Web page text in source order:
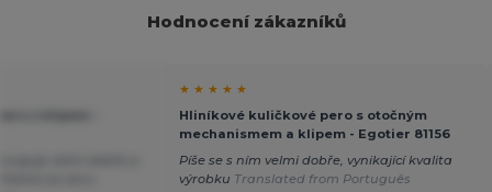
Hodnocení zákazníků
★ ★ ★ ★ ★
Hliníkové kuličkové pero s otočným
mechanismem a klipem - Egotier 81156
Píše se s ním velmi dobře, vynikající kvalita
výrobku Translated from Português